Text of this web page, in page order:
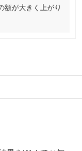
額が大きく上がり